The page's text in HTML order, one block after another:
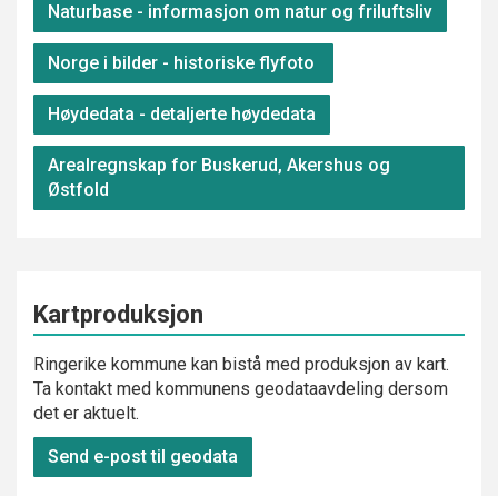
Naturbase - informasjon om natur og friluftsliv
Norge i bilder - historiske flyfoto
Høydedata - detaljerte høydedata
Arealregnskap for Buskerud, Akershus og
Østfold
Kartproduksjon
Ringerike kommune kan bistå med produksjon av kart.
Ta kontakt med kommunens geodataavdeling dersom
det er aktuelt.
Send e-post til geodata